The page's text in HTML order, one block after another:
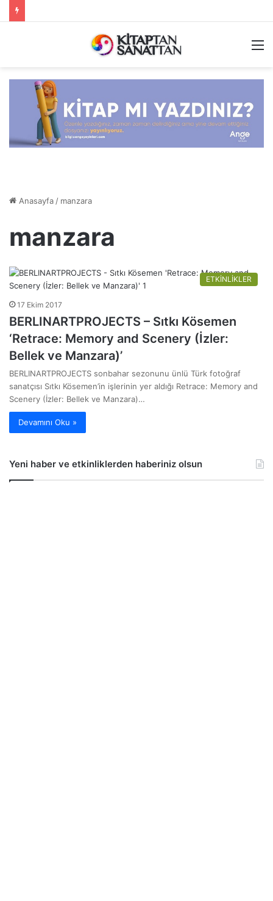
Anasayfa / manzara
manzara
ETKİNLİKLER
17 Ekim 2017
BERLINARTPROJECTS – Sıtkı Kösemen
‘Retrace: Memory and Scenery (İzler:
Bellek ve Manzara)’
BERLINARTPROJECTS sonbahar sezonunu ünlü Türk fotoğraf
sanatçısı Sıtkı Kösemen’in işlerinin yer aldığı Retrace: Memory and
Scenery (İzler: Bellek ve Manzara)…
Devamını Oku »
Yeni haber ve etkinliklerden haberiniz olsun